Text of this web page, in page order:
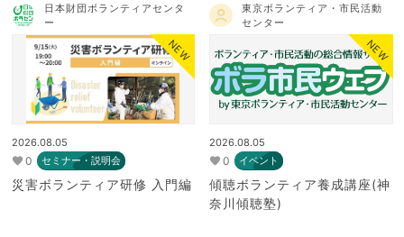
日本財団ボランティアセンタ
ー
NEW
2026.08.05
0 セミナー・説明会
災害ボランティア研修 入門編
東京ボランティア・市民活動
センター
NEW
2026.08.05
0 イベント
傾聴ボランティア養成講座(神
奈川傾聴塾)